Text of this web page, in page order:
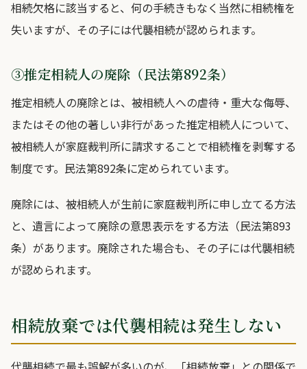
相続欠格に該当すると、何の手続きもなく当然に相続権を
失いますが、その子には代襲相続が認められます。
③推定相続人の廃除（民法第892条）
推定相続人の廃除とは、被相続人への虐待・重大な侮辱、
またはその他の著しい非行があった推定相続人について、
被相続人が家庭裁判所に請求することで相続権を剥奪する
制度です。民法第892条に定められています。
廃除には、被相続人が生前に家庭裁判所に申し立てる方法
と、遺言によって廃除の意思表示をする方法（民法第893
条）があります。廃除された場合も、その子には代襲相続
が認められます。
相続放棄では代襲相続は発生しない